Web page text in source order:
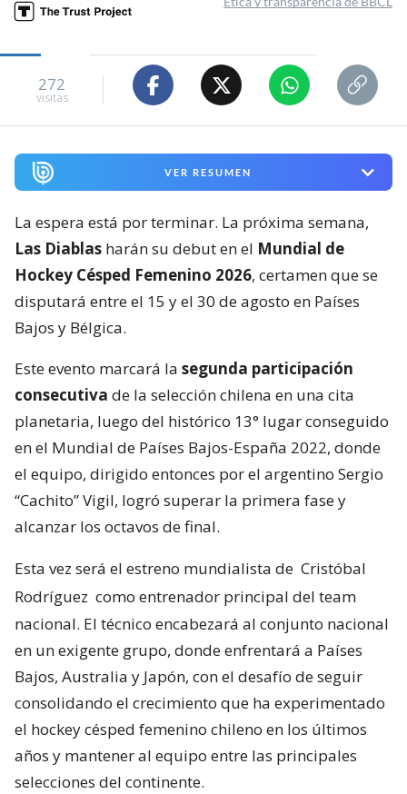
272
visitas
VER RESUMEN
La espera está por terminar. La próxima semana,
Las Diablas harán su debut en el Mundial de
Hockey Césped Femenino 2026, certamen que se
disputará entre el 15 y el 30 de agosto en Países
Bajos y Bélgica.
Este evento marcará la segunda participación
consecutiva de la selección chilena en una cita
planetaria, luego del histórico 13° lugar conseguido
en el Mundial de Países Bajos-España 2022, donde
el equipo, dirigido entonces por el argentino Sergio
“Cachito” Vigil, logró superar la primera fase y
alcanzar los octavos de final.
Esta vez será el estreno mundialista de Cristóbal
Rodríguez como entrenador principal del team
nacional. El técnico encabezará al conjunto nacional
en un exigente grupo, donde enfrentará a Países
Bajos, Australia y Japón, con el desafío de seguir
consolidando el crecimiento que ha experimentado
el hockey césped femenino chileno en los últimos
años y mantener al equipo entre las principales
selecciones del continente.